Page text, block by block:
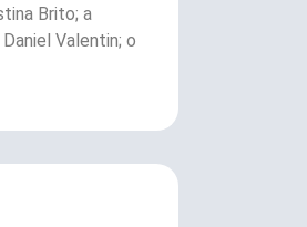
Brito; a
Valentin; o